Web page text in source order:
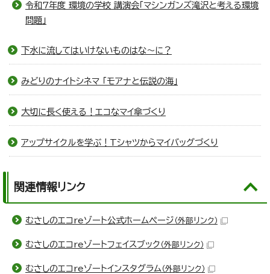
令和7年度 環境の学校 講演会「マシンガンズ滝沢と考える環境
問題」
下水に流してはいけないものはな～に？
みどりのナイトシネマ 「モアナと伝説の海」
大切に長く使える！エコなマイ傘づくり
アップサイクルを学ぶ！Tシャツからマイバッグづくり
関連情報リンク
むさしのエコreゾート公式ホームページ （外部リンク）
むさしのエコreゾートフェイスブック （外部リンク）
むさしのエコreゾートインスタグラム （外部リンク）